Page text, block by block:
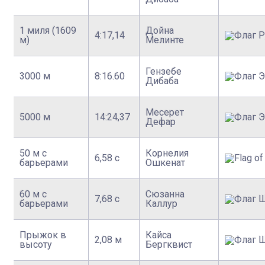
1 миля (1609
м)
4:17,14
Дойна
Мелинте
3000 м 8:16.60
Гензебе
Дибаба
5000 м 14:24,37
Месерет
Дефар
50 м с
барьерами
6,58 с
Корнелия
Ошкенат
60 м с
барьерами
7,68 с
Сюзанна
Каллур
Прыжок в
высоту
2,08 м
Кайса
Бергквист